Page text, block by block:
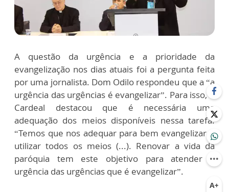
A questão da urgência e a prioridade da
evangelização nos dias atuais foi a pergunta feita
por uma jornalista. Dom Odilo respondeu que a “a
urgência das urgências é evangelizar”. Para isso, o
Cardeal destacou que é necessária uma
adequação dos meios disponíveis nessa tarefa.
“Temos que nos adequar para bem evangelizar e
utilizar todos os meios (...). Renovar a vida da
paróquia tem este objetivo para atender a
urgência das urgências que é evangelizar”.